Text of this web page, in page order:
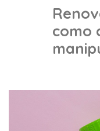
como